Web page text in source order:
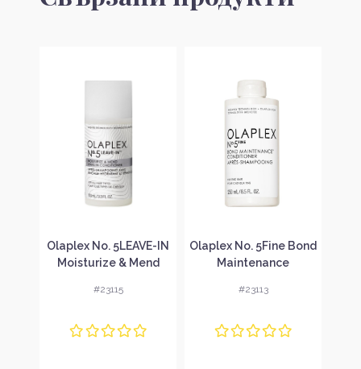
Olaplex No. 5LEAVE-IN
Moisturize & Mend
коса без отмиване
#23115
Olaplex No. 5Fine Bond
Maintenance
възстановяване на
коса
#23113